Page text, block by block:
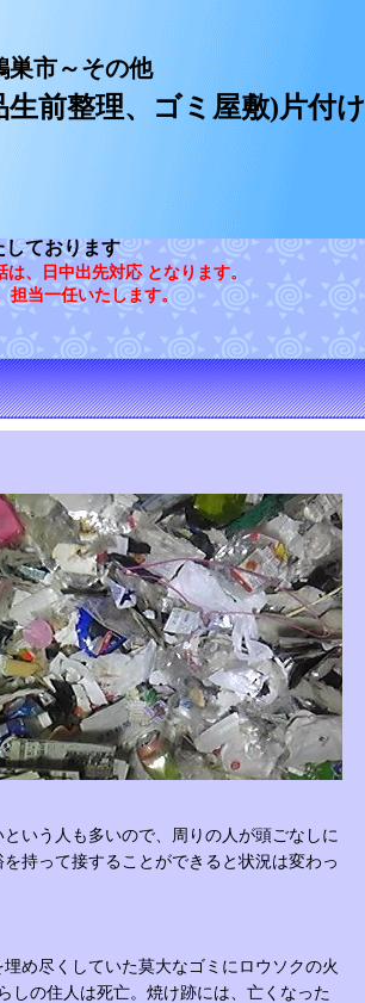
市～その他
前整理、ゴミ屋敷)片付け
しております
、日中出先対応 となります。
担当一任いたします。
いう人も多いので、周りの人が頭ごなしに
持って接することができると状況は変わっ
め尽くしていた莫大なゴミにロウソクの火
しの住人は死亡。焼け跡には、亡くなった